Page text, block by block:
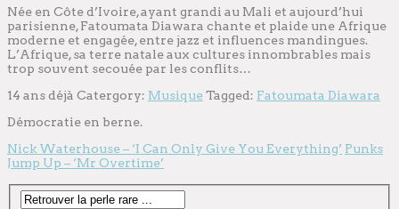
Née en Côte d’Ivoire, ayant grandi au Mali et aujourd’hui
parisienne, Fatoumata Diawara chante et plaide une Afrique
moderne et engagée, entre jazz et influences mandingues.
L’Afrique, sa terre natale aux cultures innombrables mais
trop souvent secouée par les conflits…
14 ans déjà Catergory: MusiqueTagged: Fatoumata Diawara
Démocratie en berne.
Nick Waterhouse – ‘I Can Only Give You Everything’ Punks
Jump Up – ‘Mr Overtime’